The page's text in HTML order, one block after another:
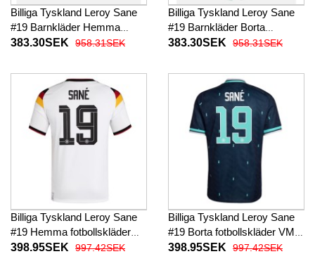
Billiga Tyskland Leroy Sane
#19 Barnkläder Hemma
fotbollskläder till baby VM
byxor)
383.30SEK 958.31SEK
Billiga Tyskland Leroy Sane
#19 Barnkläder Borta
fotbollskläder till baby VM
byxor)
383.30SEK 958.31SEK
Billiga Tyskland Leroy Sane
#19 Hemma fotbollskläder
VM 2026 Kortärmad
398.95SEK 997.42SEK
Billiga Tyskland Leroy Sane
#19 Borta fotbollskläder VM
2026 Kortärmad
398.95SEK 997.42SEK